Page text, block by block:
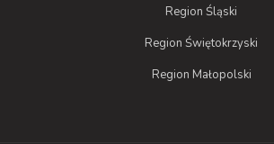
Region Śląski
Region Świętokrzyski
Region Małopolski